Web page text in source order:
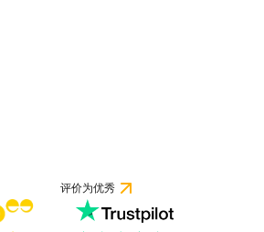
评价为优秀